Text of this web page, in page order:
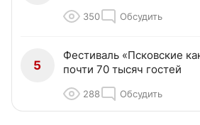
350 Обсудить
5
Фестиваль «Псковские
почти 70 тысяч гостей
288 Обсудить